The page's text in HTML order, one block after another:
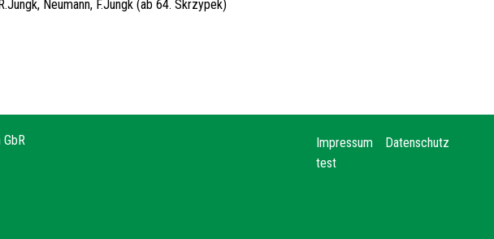
Neumann, F.Jungk (ab 64. Skrzypek)
GbR Impressum
Datenschutz
test